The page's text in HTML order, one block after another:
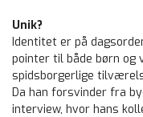
Unik?
Identitet er på
pointer til både børn og
spidsborgerlige
Da han forsvinder fra
interview, hvor hans